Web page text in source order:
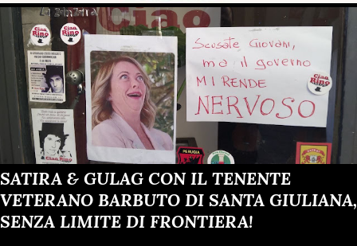
SATIRA & GULAG CON IL TENENTE
VETERANO BARBUTO DI SANTA GIULIANA,
SENZA LIMITE DI FRONTIERA!